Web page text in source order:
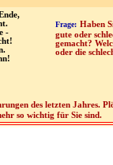
-
Frage: Haben
gute oder
gemacht?
oder die
des letzten Jahres.
so wichtig für Sie sind.